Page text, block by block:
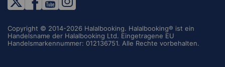
Copyright © 2014-2026 Halalbooking. Halalbooking® ist ein
Handelsname der Halalbooking Ltd. Eingetragene EU
Handelsmarkennummer: 012136751. Alle Rechte vorbehalten.